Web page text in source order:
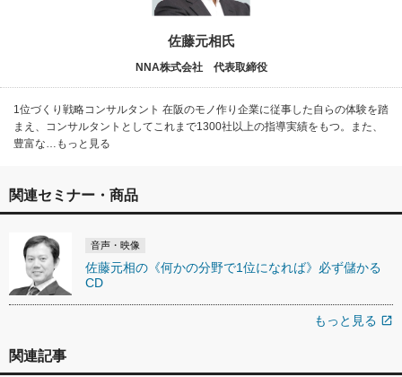
佐藤元相氏
NNA株式会社 代表取締役
1位づくり戦略コンサルタント 在阪のモノ作り企業に従事した自らの体験を踏
まえ、コンサルタントとしてこれまで1300社以上の指導実績をもつ。また、
豊富な…もっと見る
関連セミナー・商品
音声・映像
佐藤元相の《何かの分野で1位になれば》必ず儲かる
CD
もっと見る open_in_new
関連記事